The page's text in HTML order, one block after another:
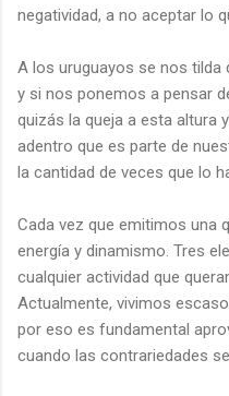
negatividad, a no aceptar lo
A los uruguayos se nos tilda
y si nos ponemos a pensar
quizás la queja a esta altura
adentro que es parte de
la cantidad de veces que lo
Cada vez que emitimos una
energía y dinamismo. Tres
cualquier actividad que
Actualmente, vivimos
por eso es fundamental
cuando las contrariedades